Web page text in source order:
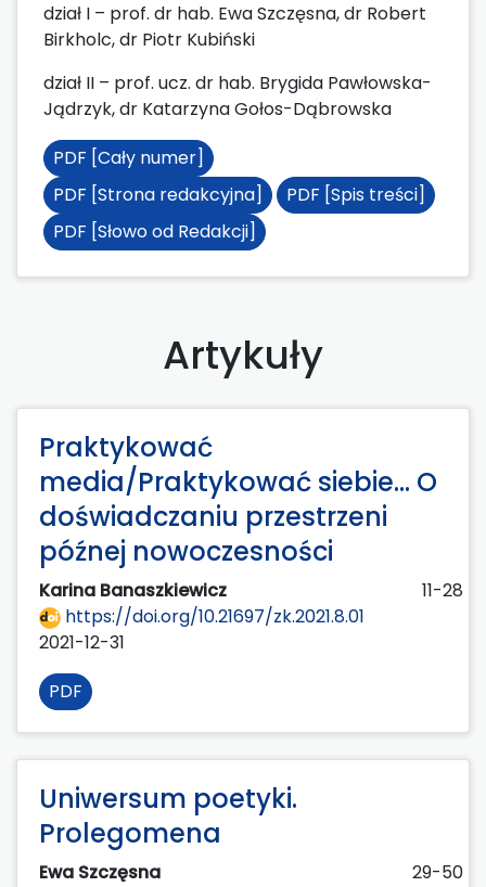
dział I – prof. dr hab. Ewa Szczęsna, dr Robert
Birkholc, dr Piotr Kubiński
dział II – prof. ucz. dr hab. Brygida Pawłowska-
Jądrzyk, dr Katarzyna Gołos-Dąbrowska
PDF [Cały numer]
PDF [Strona redakcyjna]
PDF [Spis treści]
PDF [Słowo od Redakcji]
Artykuły
Praktykować
media/Praktykować siebie… O
doświadczaniu przestrzeni
późnej nowoczesności
Karina Banaszkiewicz
11-28
https://doi.org/10.21697/zk.2021.8.01
2021-12-31
PDF
Uniwersum poetyki.
Prolegomena
Ewa Szczęsna 29-50